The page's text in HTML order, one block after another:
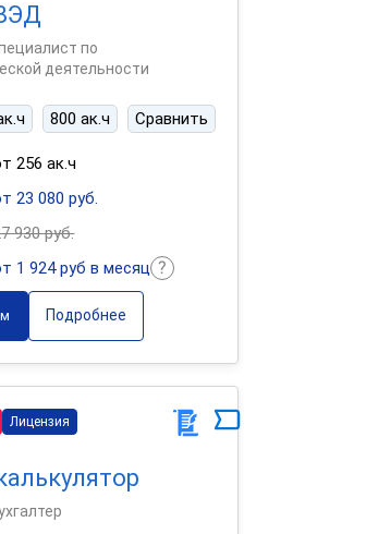
по
деятельности
800 ак.ч Сравнить
256 ак.ч
23 080 руб.
930 руб.
1 924 руб в месяц
Подробнее
Лицензия